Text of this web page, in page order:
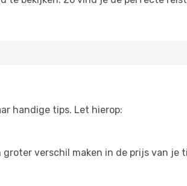
handige tips. Let hierop:
verschil maken in de prijs van je